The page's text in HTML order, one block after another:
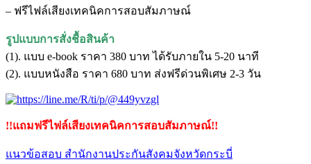
– ฟรีไฟล์เสียงเทคนิคการสอบสัมภาษณ์
รูปแบบการสั่งชื้อสินค้า
(1). แบบ e-book ราคา 380 บาท ได้รับภายใน 5-20 นาที
(2). แบบหนังสือ ราคา 680 บาท ส่งฟรีด่วนพิเศษ 2-3 วัน
!!แถมฟรีไฟล์เสียงเทคนิคการสอบสัมภาษณ์!!
แนวข้อสอบ สำนักงานประกันสังคมจังหวัดกระบี่